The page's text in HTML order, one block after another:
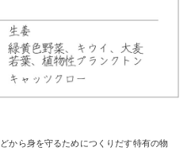
から身を守るためにつくりだす特有の物